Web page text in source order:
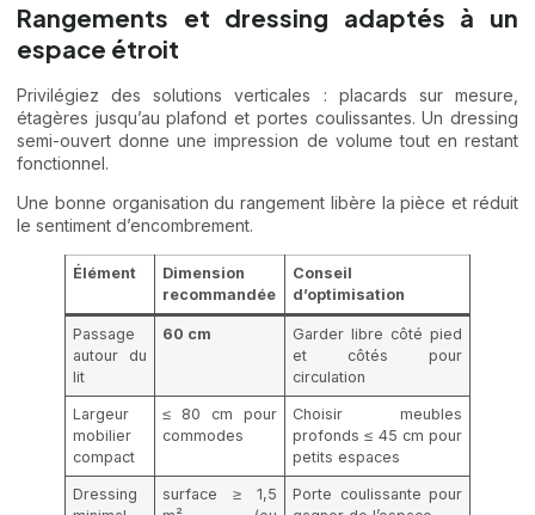
Rangements et dressing adaptés à un
espace étroit
Privilégiez des solutions verticales : placards sur mesure,
étagères jusqu’au plafond et portes coulissantes. Un dressing
semi-ouvert donne une impression de volume tout en restant
fonctionnel.
Une bonne organisation du rangement libère la pièce et réduit
le sentiment d’encombrement.
Élément
Dimension
recommandée
Conseil
d’optimisation
Passage
autour du
lit
60 cm
Garder libre côté pied
et côtés pour
circulation
Largeur
mobilier
compact
≤ 80 cm pour
commodes
Choisir meubles
profonds ≤ 45 cm pour
petits espaces
Dressing
surface ≥ 1,5
Porte coulissante pour